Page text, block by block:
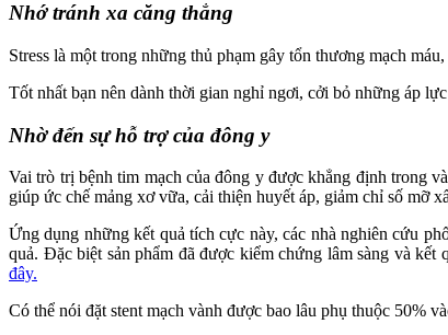
Nhớ tránh xa căng thẳng
Stress là một trong những thủ phạm gây tổn thương mạch
Tốt nhất bạn nên dành thời gian nghỉ ngơi, cởi bỏ những áp
Nhờ đến sự hỗ trợ của đông y
Vai trò trị bệnh tim mạch của đông y được khẳng định trong
giúp ức chế mảng xơ vữa, cải thiện huyết áp, giảm chỉ số mỡ
Ứng dụng những kết quả tích cực này, các nhà nghiên cứu
quả. Đặc biệt sản phẩm đã được kiểm chứng lâm sàng và
đây.
Có thể nói đặt stent mạch vành được bao lâu phụ thuộc 50%